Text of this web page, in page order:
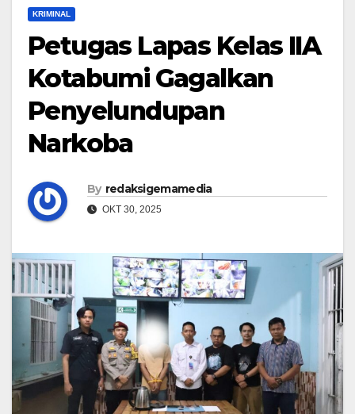
KRIMINAL
Petugas Lapas Kelas IIA
Kotabumi Gagalkan
Penyelundupan
Narkoba
By redaksigemamedia
OKT 30, 2025